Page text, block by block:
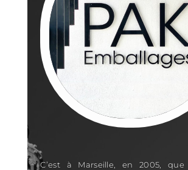
C’est à Marseille, en 2005, que